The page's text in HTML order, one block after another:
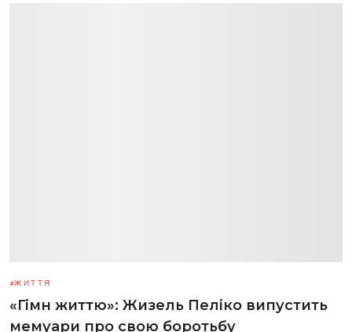
ЖИТТЯ
«Гімн життю»: Жизель Пеліко випустить
мемуари про свою боротьбу